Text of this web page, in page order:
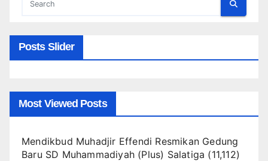
Posts Slider
Most Viewed Posts
Mendikbud Muhadjir Effendi Resmikan Gedung
Baru SD Muhammadiyah (Plus) Salatiga (11,112)